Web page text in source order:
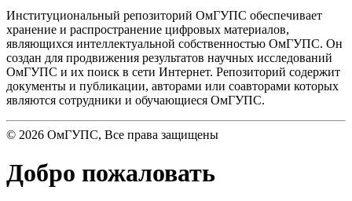
Институциональный репозиторий ОмГУПС обеспечивает
хранение и распространение цифровых материалов,
являющихся интеллектуальной собственностью ОмГУПС. Он
создан для продвижения результатов научных исследований
ОмГУПС и их поиск в сети Интернет. Репозиторий содержит
документы и публикации, авторами или соавторами которых
являются сотрудники и обучающиеся ОмГУПС.
© 2026 ОмГУПС, Все права защищены
Добро пожаловать